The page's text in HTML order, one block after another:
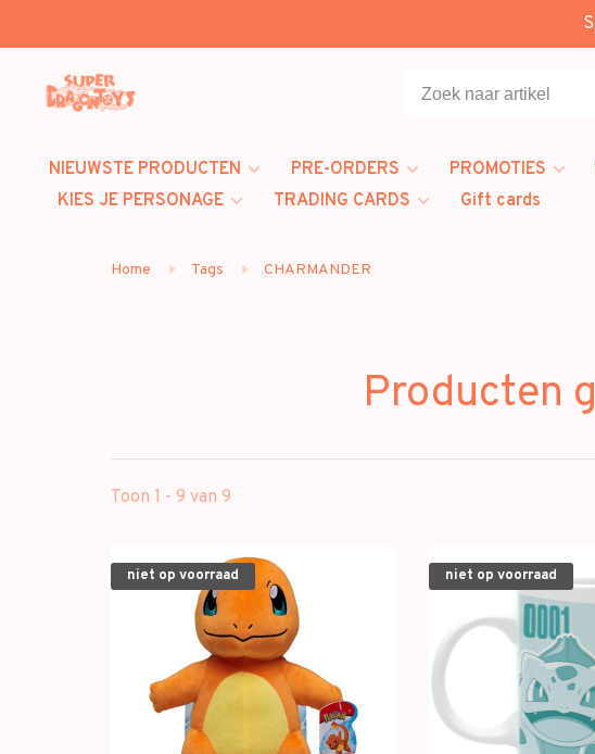
NIEUWSTE PRODUCTEN PRE-ORDERS PROMOTIES
KIES JE PERSONAGE
TRADING CARDS Gift cards
Home Tags CHARMANDER
Producten
Toon 1 - 9 van 9
niet op voorraad niet op voorraad